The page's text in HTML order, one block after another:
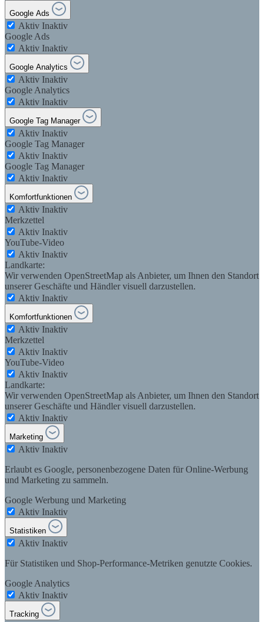
Google Ads
Aktiv Inaktiv
Google Ads
Aktiv Inaktiv
Google Analytics
Aktiv Inaktiv
Google Analytics
Aktiv Inaktiv
Google Tag Manager
Aktiv Inaktiv
Google Tag Manager
Aktiv Inaktiv
Google Tag Manager
Aktiv Inaktiv
Komfortfunktionen
Aktiv Inaktiv
Merkzettel
Aktiv Inaktiv
YouTube-Video
Aktiv Inaktiv
Landkarte:
Wir verwenden OpenStreetMap als Anbieter, um Ihnen den Standort
unserer Geschäfte und Händler visuell darzustellen.
Aktiv Inaktiv
Komfortfunktionen
Aktiv Inaktiv
Merkzettel
Aktiv Inaktiv
YouTube-Video
Aktiv Inaktiv
Landkarte:
Wir verwenden OpenStreetMap als Anbieter, um Ihnen den Standort
unserer Geschäfte und Händler visuell darzustellen.
Aktiv Inaktiv
Marketing
Aktiv Inaktiv
Erlaubt es Google, personenbezogene Daten für Online-Werbung
und Marketing zu sammeln.
Google Werbung und Marketing
Aktiv Inaktiv
Statistiken
Aktiv Inaktiv
Für Statistiken und Shop-Performance-Metriken genutzte Cookies.
Google Analytics
Aktiv Inaktiv
Tracking